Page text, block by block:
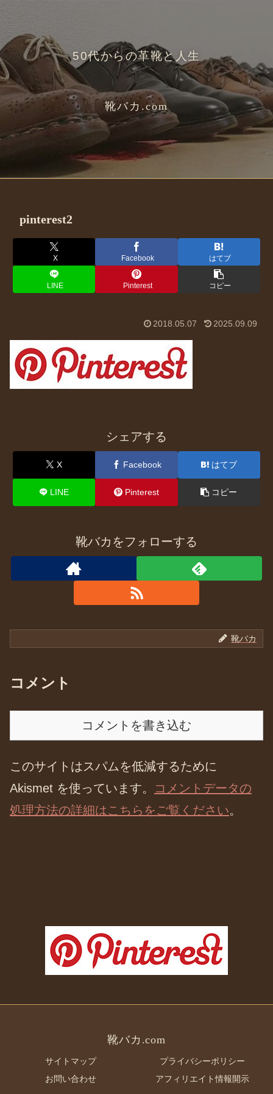
50代からの革靴と人生
靴バカ.com
pinterest2
X Facebook はてブ
LINE Pinterest コピー
2018.05.07 2025.09.09
シェアする
X Facebook はてブ
LINE Pinterest コピー
靴バカをフォローする
靴バカ
コメント
コメントを書き込む
このサイトはスパムを低減するために
Akismet を使っています。
コメントデータの
処理方法の詳細はこちらをご覧ください。
靴バカ.com
サイトマップ
プライバシーポリシー
お問い合わせ
アフィリエイト情報開示